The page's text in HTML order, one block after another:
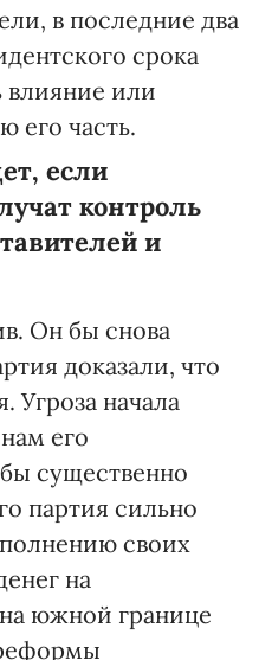
в последние два
срока
или
его часть.
если
контроль
и
Он бы снова
доказали, что
Угроза начала
его
существенно
партия сильно
своих
на
южной границе